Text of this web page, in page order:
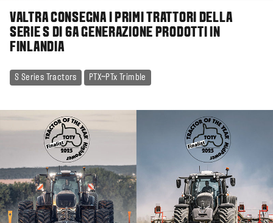
VALTRA CONSEGNA I PRIMI TRATTORI DELLA
SERIE S DI 6A GENERAZIONE PRODOTTI IN
FINLANDIA
S Series Tractors PTX~PTx Trimble